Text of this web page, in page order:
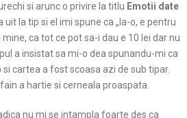
si arunc o privire la titlu Emotii date
uit la tip si el imi spune ca „Ia-o, e pentru
mine, ca tot ce pot sa-i dau e 10 lei dar nu
a insistat sa mi-o dea spunandu-mi ca
si cartea a fost scoasa azi de sub tipar.
a hartie si cerneala proaspata.
nu mi se intampla foarte des ca